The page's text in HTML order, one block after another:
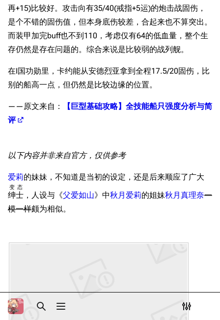
打开/关闭搜索
打开/关闭菜单
区
萌娘百科战舰少女
苍青幻影wiki（只
读）
战列舰论坛
Secret Projects论
Shipbucket像素战
舰
像）
Navypedia
Naval
Encyclopedia
NavSource
Wings Aviation
装甲航母网
Dreadnoughtproject
Hyper War
Fold3
打开/关
链入页面
再+15)比较好。攻击向有35/40(戒指+5运)的炮击战固伤，
是个不错的固伤值，但本身底伤较差，合起来也不算突出。
而装甲加完buff也不到110，考虑仅有64的低血量，整个生
存仍然是存在问题的。综合来说是比较弱的战列舰。
在I国功勋里，卡约能从安德烈亚拿到全程17.5/20固伤，比
别的船高一点，但仍然是比较边缘的位置。
——原文来自：
【巨型基础攻略】全技能船只强度分析与简
评
以下内容并非来自官方，仅供参考
爱莉的妹妹，不知道是当初的设定，还是后来顺应了广大
绅士
变态
，人设与《父爱如山》中秋月爱莉的姐妹秋月真理奈一
模一样颇为相似。
游戏数据
台词
原型简介
一战时期
二战时期
西西里登陆及意大利投降
停战之后
游戏相关
挖组性能评测